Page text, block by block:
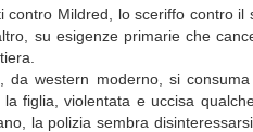
contro Mildred, lo sceriffo contro
su esigenze primarie che
da western moderno, si
figlia, violentata e uccisa
la polizia sembra